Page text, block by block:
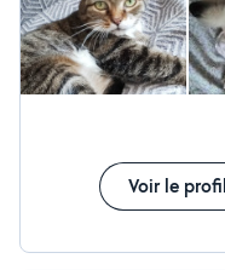
Voir le profil